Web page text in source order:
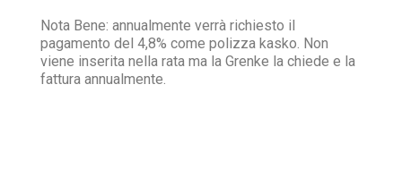
Nota Bene: annualmente verrà richiesto il
pagamento del 4,8% come polizza kasko. Non
viene inserita nella rata ma la Grenke la chiede e la
fattura annualmente.